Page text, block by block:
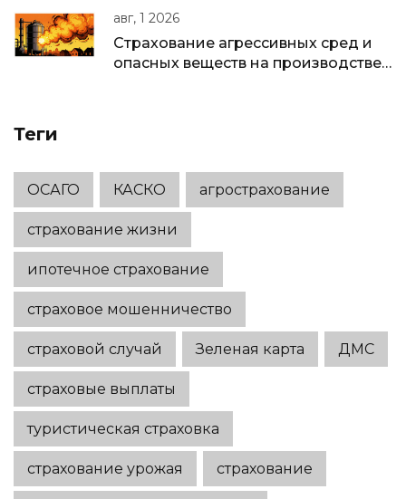
полиса
авг, 1 2026
Страхование агрессивных сред и
опасных веществ на производстве:
Теги
ОСАГО КАСКО агрострахование
страхование жизни
ипотечное страхование
страховое мошенничество
страховой случай Зеленая карта ДМС
страховые выплаты
туристическая страховка
страхование урожая страхование